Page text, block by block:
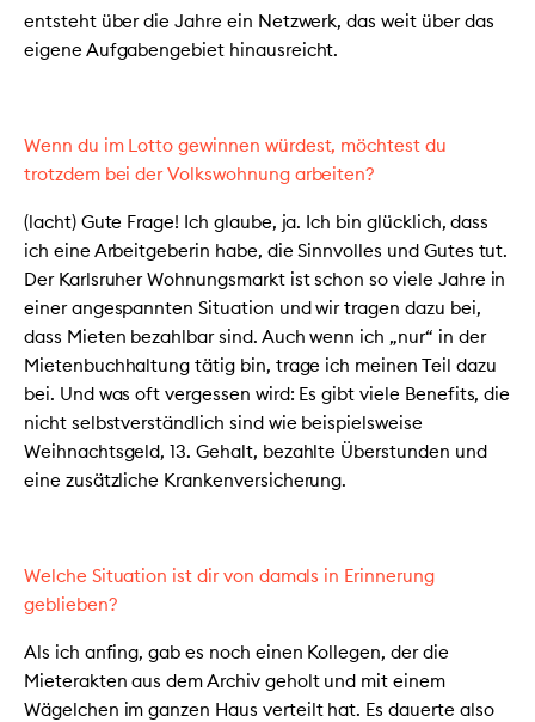
entsteht über die Jahre ein Netzwerk, das weit über das
eigene Aufgabengebiet hinausreicht.
Wenn du im Lotto gewinnen würdest, möchtest du
trotzdem bei der Volkswohnung arbeiten?
(lacht) Gute Frage! Ich glaube, ja. Ich bin glücklich, dass
ich eine Arbeitgeberin habe, die Sinnvolles und Gutes tut.
Der Karlsruher Wohnungsmarkt ist schon so viele Jahre in
einer angespannten Situation und wir tragen dazu bei,
dass Mieten bezahlbar sind. Auch wenn ich „nur“ in der
Mietenbuchhaltung tätig bin, trage ich meinen Teil dazu
bei. Und was oft vergessen wird: Es gibt viele Benefits, die
nicht selbstverständlich sind wie beispielsweise
Weihnachtsgeld, 13. Gehalt, bezahlte Überstunden und
eine zusätzliche Krankenversicherung.
Welche Situation ist dir von damals in Erinnerung
geblieben?
Als ich anfing, gab es noch einen Kollegen, der die
Mieterakten aus dem Archiv geholt und mit einem
Wägelchen im ganzen Haus verteilt hat. Es dauerte also